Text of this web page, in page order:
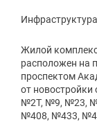
Планування
2-до, 89.0 м²- 3
Сума до розрахунку:
Садочки
Дитячий
Спорт
FitCurves
Инфраструктура
Жилой
расположен на
проспектом
от новостройки
№2Т, №9, №23,
№408, №433,